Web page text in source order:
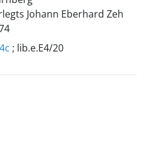
Johann Eberhard Zeh
; lib.e.E4/20